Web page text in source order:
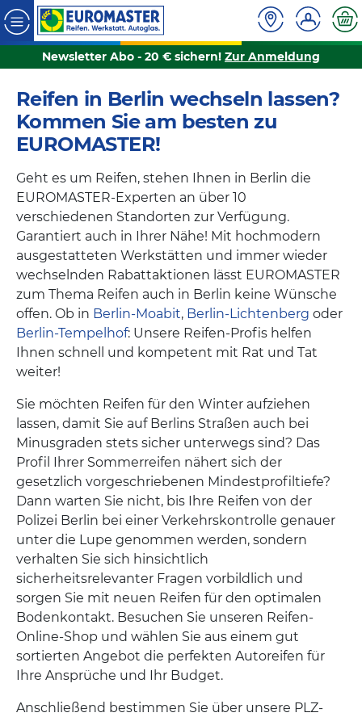
Newsletter Abo - 20 € sichern! Zur Anmeldung
Reifen in Berlin wechseln lassen?
Kommen Sie am besten zu
EUROMASTER!
Geht es um Reifen, stehen Ihnen in Berlin die
EUROMASTER-Experten an über 10
verschiedenen Standorten zur Verfügung.
Garantiert auch in Ihrer Nähe! Mit hochmodern
ausgestatteten Werkstätten und immer wieder
wechselnden Rabattaktionen lässt EUROMASTER
zum Thema Reifen auch in Berlin keine Wünsche
offen. Ob in Berlin-Moabit, Berlin-Lichtenberg oder
Berlin-Tempelhof: Unsere Reifen-Profis helfen
Ihnen schnell und kompetent mit Rat und Tat
weiter!
Sie möchten Reifen für den Winter aufziehen
lassen, damit Sie auf Berlins Straßen auch bei
Minusgraden stets sicher unterwegs sind? Das
Profil Ihrer Sommerreifen nähert sich der
gesetzlich vorgeschriebenen Mindestprofiltiefe?
Dann warten Sie nicht, bis Ihre Reifen von der
Polizei Berlin bei einer Verkehrskontrolle genauer
unter die Lupe genommen werden, sondern
verhalten Sie sich hinsichtlich
sicherheitsrelevanter Fragen vorbildlich und
sorgen Sie mit neuen Reifen für den optimalen
Bodenkontakt. Besuchen Sie unseren Reifen-
Online-Shop und wählen Sie aus einem gut
sortierten Angebot die perfekten Autoreifen für
Ihre Ansprüche und Ihr Budget.
Anschließend bestimmen Sie über unsere PLZ-